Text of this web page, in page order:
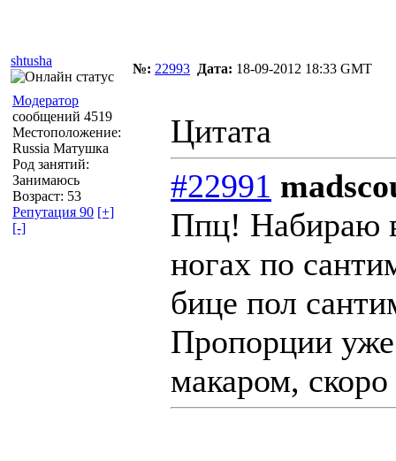
shtusha
№: 22993 Дата: 18-09-2012 18:33 GMT
Модератор
сообщений 4519
Местоположение:
Russia Матушка
Род занятий:
Занимаюсь
Возраст: 53
Репутация 90 [+]
[-]
Цитата
#22991
Ппц! Набираю
ногах по
бице пол
Пропорции
макаром, скоро